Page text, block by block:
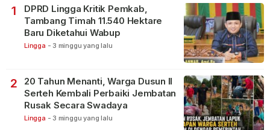
1
DPRD Lingga Kritik Pemkab,
Tambang Timah 11.540 Hektare
Baru Diketahui Wabup
Lingga - 3 minggu yang lalu
2
20 Tahun Menanti, Warga Dusun II
Serteh Kembali Perbaiki Jembatan
Rusak Secara Swadaya
Lingga - 3 minggu yang lalu